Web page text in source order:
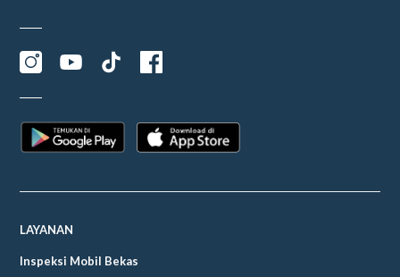
LAYANAN
Inspeksi Mobil Bekas